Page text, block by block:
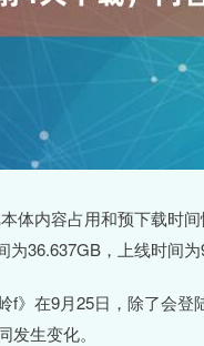
体内容占用和预下载时
36.637GB，上线时间为
》在9月25日，除了会
生变化。